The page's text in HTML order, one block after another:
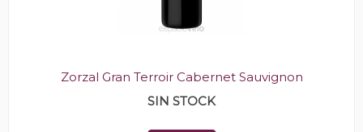
Zorzal Gran Terroir Cabernet Sauvignon
SIN STOCK